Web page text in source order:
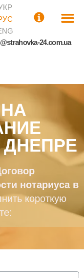
24.com.ua
нотариусав
короткую